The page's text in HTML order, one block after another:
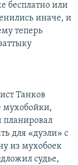
бесплатно или
иначе, и
теперь
Танков
мухобойки,
планировал
для «дуэли» с
из мухобоек
судье,